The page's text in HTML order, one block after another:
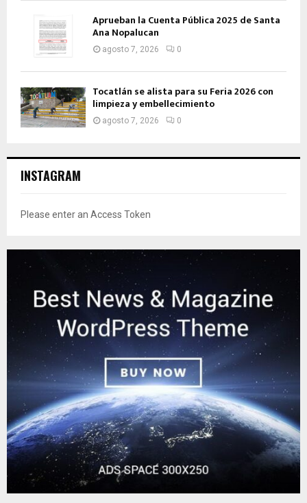
Aprueban la Cuenta Pública 2025 de Santa
Ana Nopalucan
agosto 7, 2026 0
Tocatlán se alista para su Feria 2026 con
limpieza y embellecimiento
agosto 7, 2026 0
INSTAGRAM
Please enter an Access Token